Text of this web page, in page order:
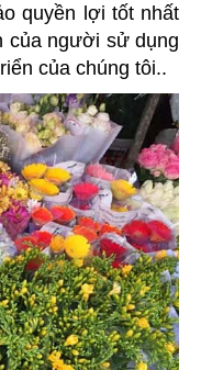
quyền lợi tốt nhất
của người sử dụng
của chúng tôi..